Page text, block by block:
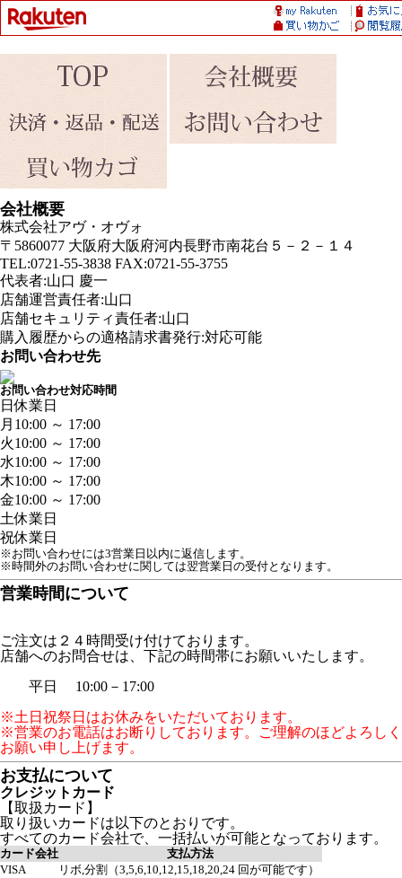
会社概要
株式会社アヴ・オヴォ
〒5860077 大阪府大阪府河内長野市南花台５－２－１４
TEL:0721-55-3838 FAX:0721-55-3755
代表者:山口 慶一
店舗運営責任者:山口
店舗セキュリティ責任者:山口
購入履歴からの適格請求書発行:対応可能
お問い合わせ先
お問い合わせ対応時間
日休業日
月 10:00 ～ 17:00
火10:00 ～ 17:00
水10:00 ～ 17:00
木10:00 ～ 17:00
金10:00 ～ 17:00
土休業日
祝休業日
※お問い合わせには3営業日以内に返信します。
※時間外のお問い合わせに関しては翌営業日の受付となります。
営業時間について
ご注文は２４時間受け付けております。
店舗へのお問合せは、下記の時間帯にお願いいたします。
平日 10:00－17:00
※土日祝祭日はお休みをいただいております。
※営業のお電話はお断りしております。ご理解のほどよろしく
お願い申し上げます。
お支払について
クレジットカード
【取扱カード】
取り扱いカードは以下のとおりです。
すべてのカード会社で、一括払いが可能となっております。
カード会社
支払方法
VISA
リボ,分割（3,5,6,10,12,15,18,20,24 回が可能です）